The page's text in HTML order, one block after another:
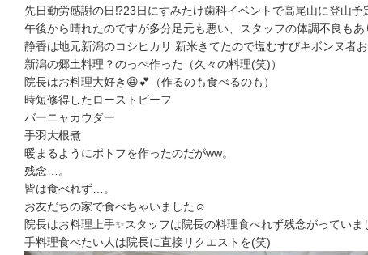
先日勤労感謝の日⁉23日にすみたけ歯科イベントで高尾山に登山
午後から晴れたのですが多分足元も悪い、スタッフの体調不良も
静香は地元新潟のコシヒカリ 新米きてたので塩むすびキボンヌ者
新潟の郷土料理？のっぺ作った（久々の料理(笑)）
院長はお料理大好き😆💕（作るのも食べるのも）
時短修得したローストビーフ
バーニャカウダー
手羽大根煮
暖まるようにポトフを作ったのだがww。
残念…。
皆は食べれず…。
お友だちの家で食べちゃいました☺
院長はお料理上手✨スタッフは院長の料理食べれず残念がってい
手料理食べたい人は院長に直接リクエストを(笑)